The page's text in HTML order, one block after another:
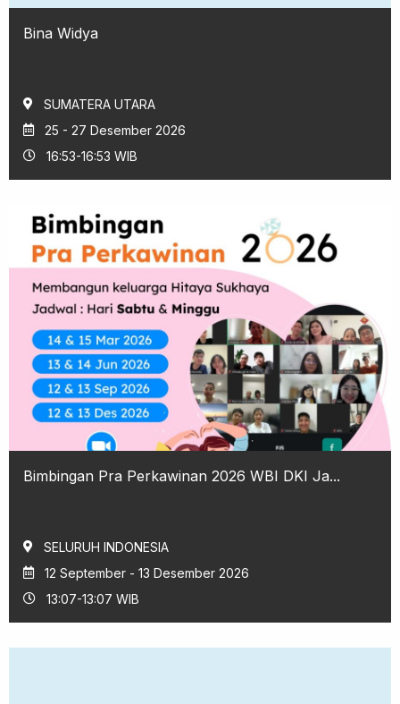
Bina Widya
SUMATERA UTARA
25 - 27 Desember 2026
16:53-16:53 WIB
Bimbingan Pra Perkawinan 2026 WBI DKI Ja...
SELURUH INDONESIA
12 September - 13 Desember 2026
13:07-13:07 WIB